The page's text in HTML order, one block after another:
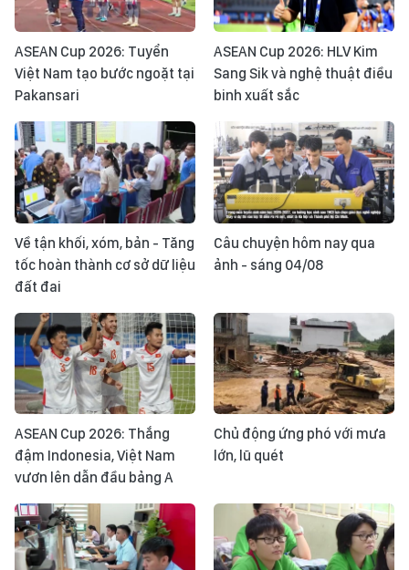
ASEAN Cup 2026: Tuyển
Việt Nam tạo bước ngoặt tại
Pakansari
ASEAN Cup 2026: HLV Kim
Sang Sik và nghệ thuật điều
binh xuất sắc
Về tận khối, xóm, bản - Tăng
tốc hoàn thành cơ sở dữ liệu
đất đai
Câu chuyện hôm nay qua
ảnh - sáng 04/08
ASEAN Cup 2026: Thắng
đậm Indonesia, Việt Nam
vươn lên dẫn đầu bảng A
Chủ động ứng phó với mưa
lớn, lũ quét